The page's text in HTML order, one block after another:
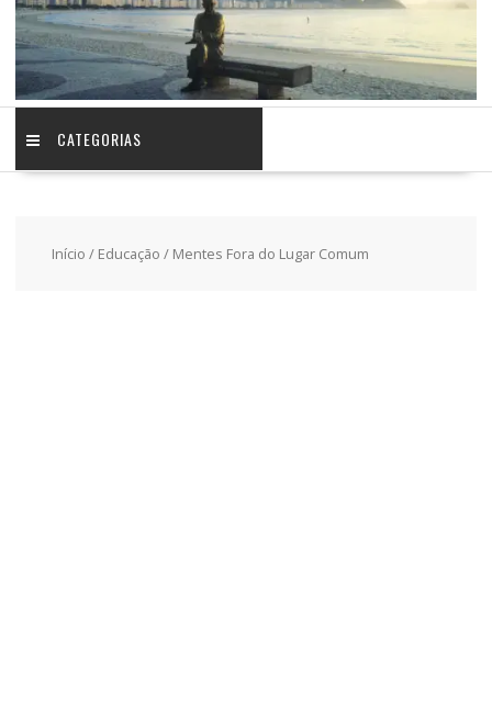
CATEGORIAS
Início / Educação / Mentes Fora do Lugar Comum